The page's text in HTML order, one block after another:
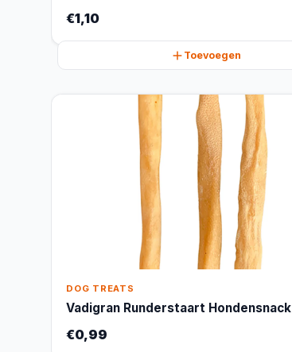
€1,10
Toevoegen
DOG TREATS
Vadigran Runderstaart Hondensnack
€0,99